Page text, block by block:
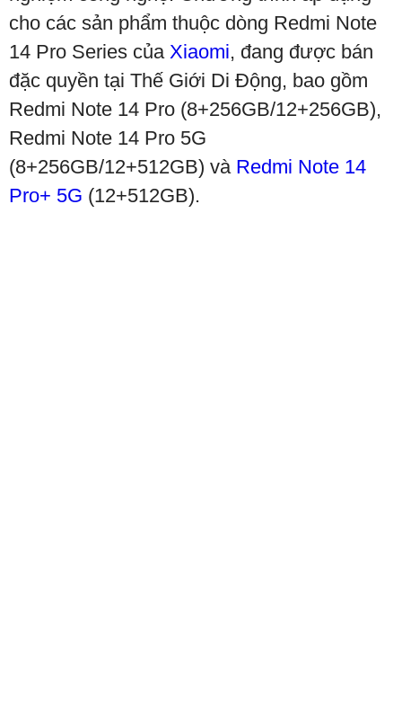
cho các sản phẩm thuộc dòng Redmi Note
14 Pro Series của Xiaomi, đang được bán
đặc quyền tại Thế Giới Di Động, bao gồm
Redmi Note 14 Pro (8+256GB/12+256GB),
Redmi Note 14 Pro 5G
(8+256GB/12+512GB) và Redmi Note 14
Pro+ 5G (12+512GB).